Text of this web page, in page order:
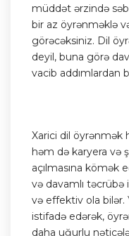
müddət ərzində
bir az öyrənməklə
görəcəksiniz. Dil
deyil, buna görə
vacib addımlardan
Xarici dil öyrənmək
həm də karyera və
açılmasına kömək
və davamlı təcrübə
və effektiv ola bilər.
istifadə edərək,
daha uğurlu